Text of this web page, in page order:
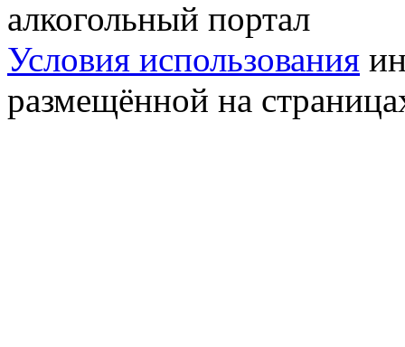
алкогольный портал
Условия использования
размещённой на